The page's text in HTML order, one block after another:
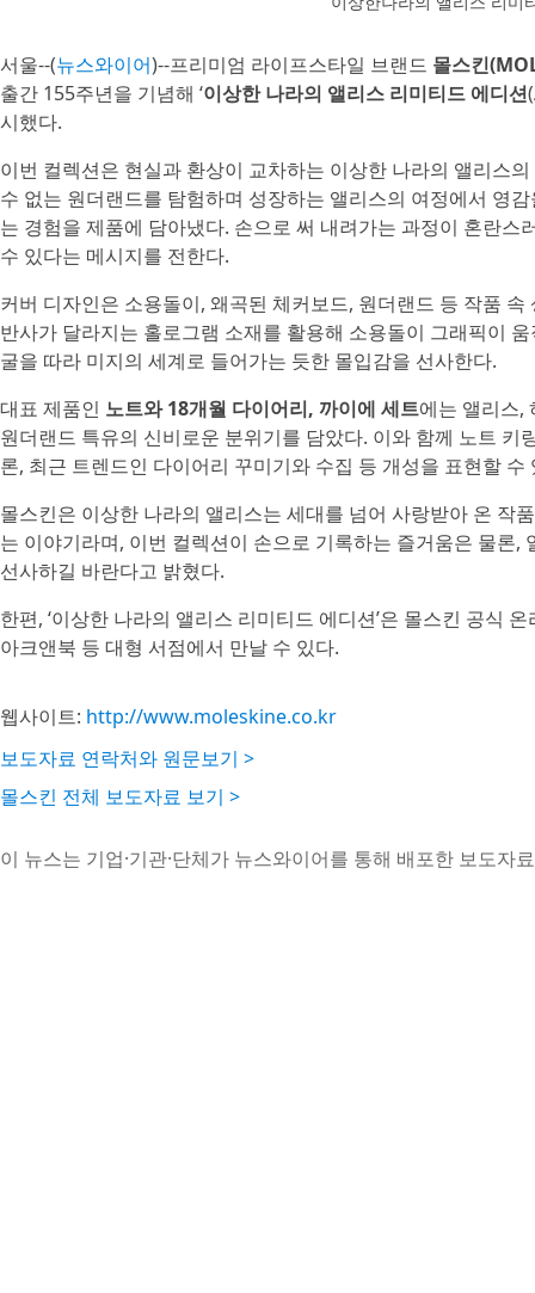
서울--(뉴스와이어)--프리미엄 라이프스타일 브랜드 몰스킨
출간 155주년을 기념해 ‘이상한 나라의 앨리스 리미티드 에디션
시했다.
이번 컬렉션은 현실과 환상이 교차하는 이상한 나라의 앨리스
수 없는 원더랜드를 탐험하며 성장하는 앨리스의 여정에서 영
는 경험을 제품에 담아냈다. 손으로 써 내려가는 과정이 혼란
수 있다는 메시지를 전한다.
커버 디자인은 소용돌이, 왜곡된 체커보드, 원더랜드 등 작품
반사가 달라지는 홀로그램 소재를 활용해 소용돌이 그래픽이
굴을 따라 미지의 세계로 들어가는 듯한 몰입감을 선사한다.
대표 제품인 노트와 18개월 다이어리, 까이에 세트에는 앨리스,
원더랜드 특유의 신비로운 분위기를 담았다. 이와 함께 노트
론, 최근 트렌드인 다이어리 꾸미기와 수집 등 개성을 표현할
몰스킨은 이상한 나라의 앨리스는 세대를 넘어 사랑받아 온 작
는 이야기라며, 이번 컬렉션이 손으로 기록하는 즐거움은 물론
선사하길 바란다고 밝혔다.
한편, ‘이상한 나라의 앨리스 리미티드 에디션’은 몰스킨 공식
아크앤북 등 대형 서점에서 만날 수 있다.
웹사이트: http://www.moleskine.co.kr
보도자료 연락처와 원문보기 >
몰스킨 전체 보도자료 보기 >
이 뉴스는 기업·기관·단체가 뉴스와이어를 통해 배포한 보도자